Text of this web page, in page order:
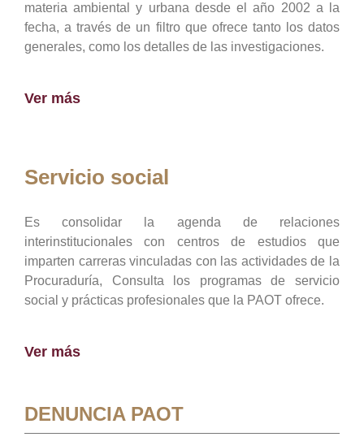
materia ambiental y urbana desde el año 2002 a la
fecha, a través de un filtro que ofrece tanto los datos
generales, como los detalles de las investigaciones.
Ver más
Servicio social
Es consolidar la agenda de relaciones
interinstitucionales con centros de estudios que
imparten carreras vinculadas con las actividades de la
Procuraduría, Consulta los programas de servicio
social y prácticas profesionales que la PAOT ofrece.
Ver más
DENUNCIA PAOT